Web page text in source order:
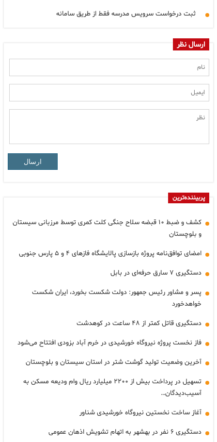
ثبت درخواست سرویس مدرسه فقط از طریق سامانه
ارسال نظر
ارسال
پربیننده‌ترین
کشف و ضبط ۱۰ قبضه سلاح جنگی کلت کمری توسط مرزبانی سیستان
و بلوچستان
امضای توافق‌نامه پروژه بازسازی پالایشگاه فازهای ۴ و ۵ پارس جنوبی
دستگیری ۷ سارق حرفه‌ای در بابل
پسر و مشاور رئیس جمهور: دولت شکست بخورد، ایران شکست
خواهدخورد
دستگیری قاتل کمتر از ۴۸ ساعت در کوهدشت
فاز نخست پروژه نیروگاه خورشیدی در خرم آباد بزودی افتتاح می‌شود
آخرین وضعیت تولید گوشت شتر در استان سیستان و بلوچستان
تسهیل در پرداخت بیش از ۲۲۰۰ میلیارد ریال وام ودیعه مسکن به
آسیب‌دیدگان…
آغاز ساخت نخستین نیروگاه خورشیدی شناور
دستگیری ۶ نفر در بهشهر به اتهام تشویش اذهان عمومی